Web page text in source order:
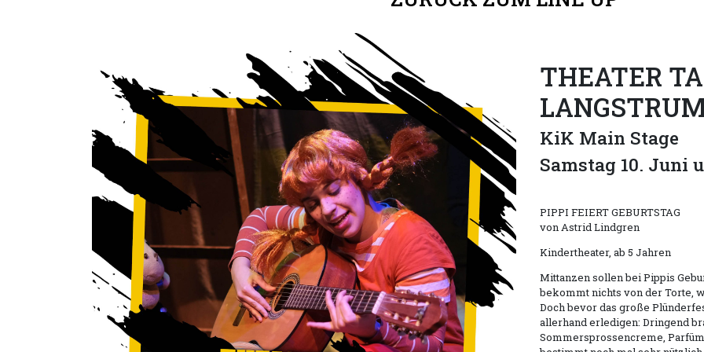
THEATER
KiK Main Stage
Samstag 10. Juni
PIPPI FEIERT GEBURTSTAG
von Astrid Lindgren
Kindertheater, ab 5 Jahren
Mittanzen sollen bei Pippis
bekommt nichts von der Torte,
Doch bevor das große
allerhand erledigen: Dringend
Sommersprossencreme,